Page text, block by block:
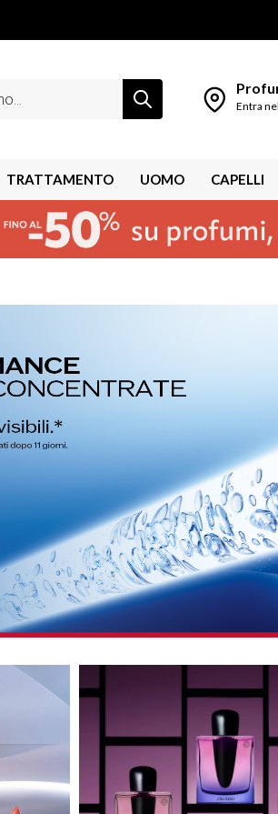
Entra
TRATTAMENTO UOMO CAPELLI